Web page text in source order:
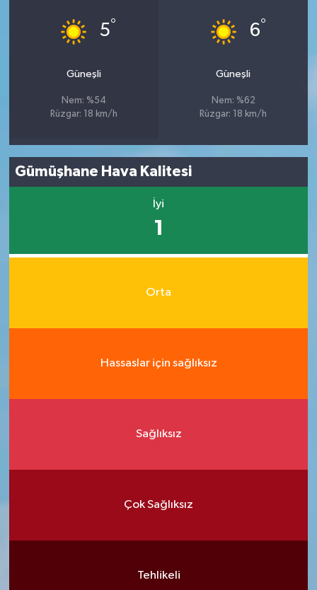
5°
Güneşli
Nem: %54
Rüzgar: 18 km/h
6°
Güneşli
Nem: %62
Rüzgar: 18 km/h
Gümüşhane Hava Kalitesi
İyi
1
Orta
Hassaslar için sağlıksız
Sağlıksız
Çok Sağlıksız
Tehlikeli